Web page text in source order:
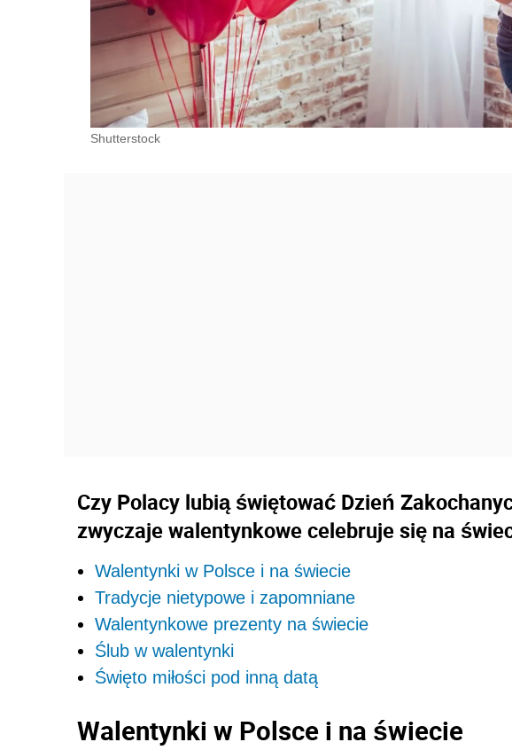
Shutterstock
Czy Polacy lubią świętować Dzień
zwyczaje walentynkowe celebruje się na
Walentynki w Polsce i na świecie
Tradycje nietypowe i zapomniane
Walentynkowe prezenty na świecie
Ślub w walentynki
Święto miłości pod inną datą
Walentynki w Polsce i na świecie